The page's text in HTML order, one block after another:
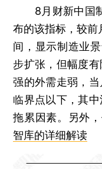
8月财新中国制
布的该指标，较
间，显示制造业
步扩张，但幅度
强的外需走弱，
临界点以下，其
拖累因素。另外
智库的详细解读